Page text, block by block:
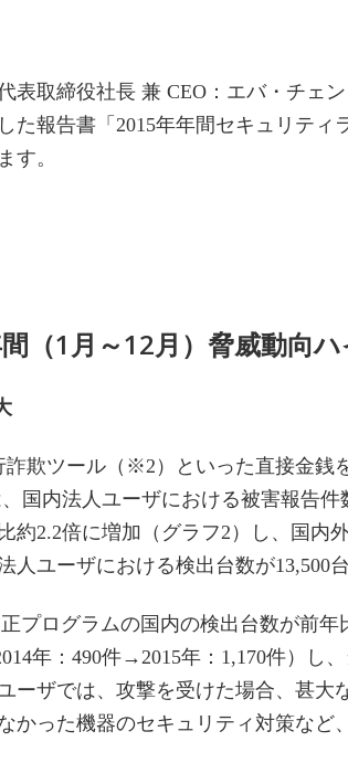
表取締役社長 兼 CEO：エバ・チェ
た報告書「2015年年間セキュリテ
す。
（1月～12月）脅威動向
欺ツール（※2）といった直接金銭
国内法人ユーザにおける被害報告
2.2倍に増加（グラフ2）し、国内
ユーザにおける検出台数が13,500
プログラムの国内の検出台数が前
年：490件→2015年：1,170件）し
ーザでは、攻撃を受けた場合、甚
かった機器のセキュリティ対策な